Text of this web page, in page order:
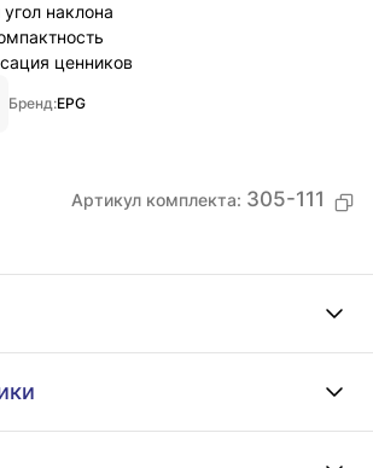
Артикул комплекта: 305-111
наклона
ценников
Бренд:EPG